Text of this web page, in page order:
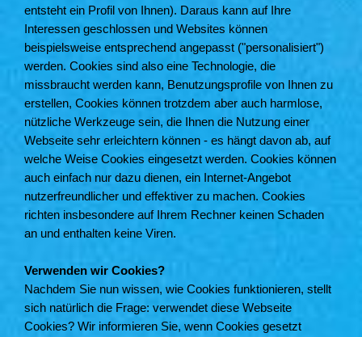
entsteht ein Profil von Ihnen). Daraus kann auf Ihre
Interessen geschlossen und Websites können
beispielsweise entsprechend angepasst ("personalisiert")
werden. Cookies sind also eine Technologie, die
missbraucht werden kann, Benutzungsprofile von Ihnen zu
erstellen, Cookies können trotzdem aber auch harmlose,
nützliche Werkzeuge sein, die Ihnen die Nutzung einer
Webseite sehr erleichtern können - es hängt davon ab, auf
welche Weise Cookies eingesetzt werden. Cookies können
auch einfach nur dazu dienen, ein Internet-Angebot
nutzerfreundlicher und effektiver zu machen. Cookies
richten insbesondere auf Ihrem Rechner keinen Schaden
an und enthalten keine Viren.
Verwenden wir Cookies?
Nachdem Sie nun wissen, wie Cookies funktionieren, stellt
sich natürlich die Frage: verwendet diese Webseite
Cookies? Wir informieren Sie, wenn Cookies gesetzt